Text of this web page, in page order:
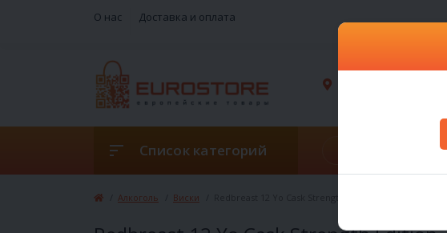
О нас Доставка и оплата
Список категорий
Алкоголь Виски